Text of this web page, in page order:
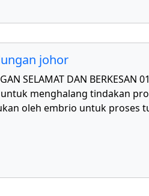
johor
SELAMAT DAN BERKESAN
menghalang tindakan
oleh embrio untuk proses